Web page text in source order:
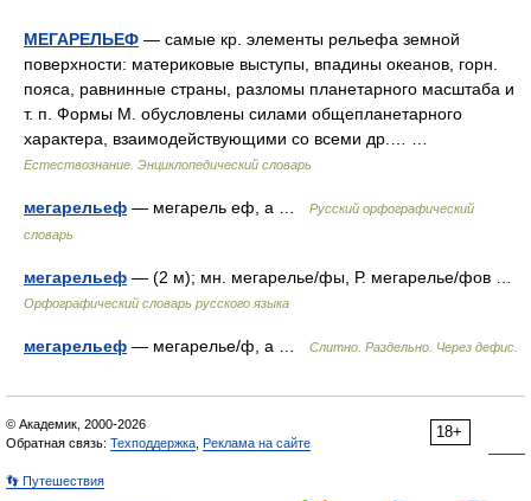
МЕГАРЕЛЬЕФ — самые кр. элементы рельефа земной
поверхности: материковые выступы, впадины океанов, горн.
пояса, равнинные страны, разломы планетарного масштаба и
т. п. Формы М. обусловлены силами общепланетарного
характера, взаимодействующими со всеми др.… …
Естествознание. Энциклопедический словарь
мегарельеф — мегарель еф, а …
Русский орфографический
словарь
мегарельеф — (2 м); мн. мегарелье/фы, Р. мегарелье/фов …
Орфографический словарь русского языка
мегарельеф — мегарелье/ф, а … Слитно. Раздельно. Через дефис.
18+
© Академик, 2000-2026
Обратная связь: Техподдержка Реклама на сайте
👣 Путешествия